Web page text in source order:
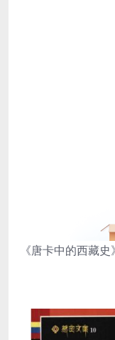
《唐卡中的西藏